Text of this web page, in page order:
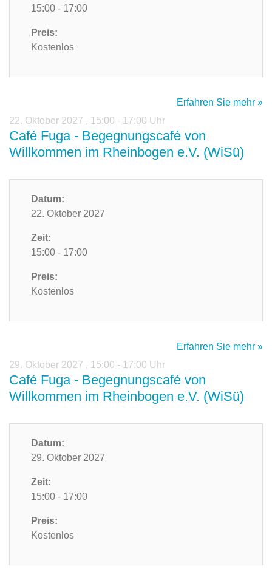
15:00 - 17:00
Preis:
Kostenlos
Erfahren Sie mehr »
22. Oktober 2027 , 15:00 - 17:00 Uhr
Café Fuga - Begegnungscafé von
Willkommen im Rheinbogen e.V. (WiSü)
Datum:
22. Oktober 2027
Zeit:
15:00 - 17:00
Preis:
Kostenlos
Erfahren Sie mehr »
29. Oktober 2027 , 15:00 - 17:00 Uhr
Café Fuga - Begegnungscafé von
Willkommen im Rheinbogen e.V. (WiSü)
Datum:
29. Oktober 2027
Zeit:
15:00 - 17:00
Preis:
Kostenlos